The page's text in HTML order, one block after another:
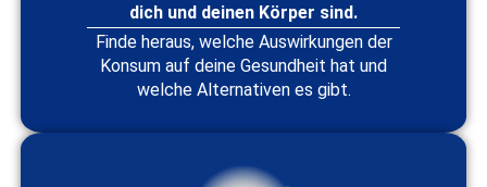
dich und deinen Körper sind.
Finde heraus, welche Auswirkungen der
Konsum auf deine Gesundheit hat und
welche Alternativen es gibt.